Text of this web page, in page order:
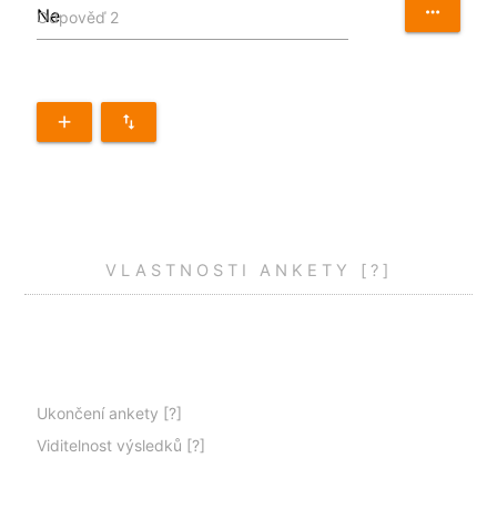
Odpověď 2 more_horiz
add swap_vert
VLASTNOSTI ANKETY [?]
Ukončení ankety [?]
Viditelnost výsledků [?]